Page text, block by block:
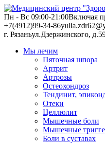
Пн - Вс 09:00-21:00Включая
+7(4912)99-34-86
г. Рязаньул.Дзержинского,
Мы лечим
Пяточная шпора
Артрит
Артрозы
Остеохондроз
Тендинит,
Отеки
Целлюлит
Мышечные боли
Мышечные
Боли в суставах